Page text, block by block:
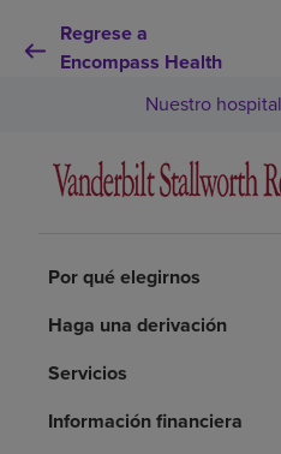
Regrese a
Encompass Health
Servicios de rehabilitación
Recursos de salud
Nuestro hospital
Por qué elegirnos
Haga una derivación
Servicios
Información financiera